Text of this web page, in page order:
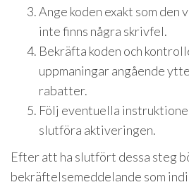
Ange koden exakt som den
inte finns några skrivfel.
Bekräfta koden och
uppmaningar angående
rabatter.
Följ eventuella
slutföra aktiveringen.
Efter att ha slutfört dessa steg
bekräftelsemeddelande som